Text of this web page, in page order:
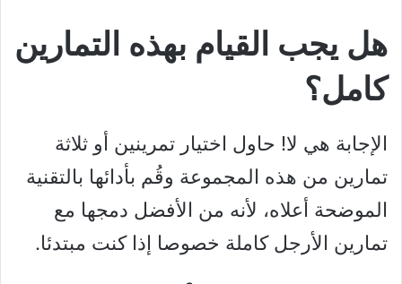
هل يجب القيام بهذه التمارين
كامل؟
الإجابة هي لا! حاول اختيار تمرينين أو ثلاثة
تمارين من هذه المجموعة وقُم بأدائها بالتقنية
الموضحة أعلاه، لأنه من الأفضل دمجها مع
تمارين الأرجل كاملة خصوصا إذا كنت مبتدئا.